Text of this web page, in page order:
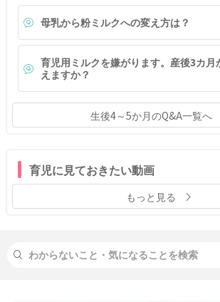
母乳から粉ミルクへの変え方は？
育児用ミルクを嫌がります。産後3カ月
えますか？
生後4～5か月のQ&A一覧へ
育児に見ておきたい動画
もっと見る